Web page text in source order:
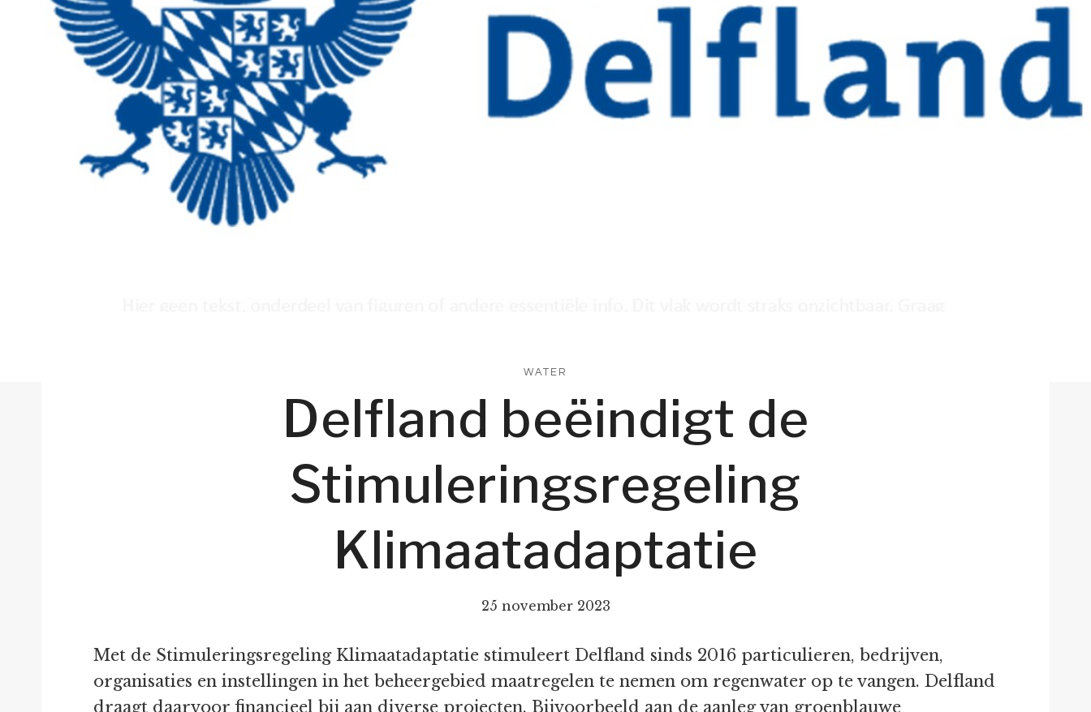
WATER
Delfland beëindigt de
Stimuleringsregeling
Klimaatadaptatie
25 november 2023
Met de Stimuleringsregeling Klimaatadaptatie stimuleert Delfland sinds 2016 particulieren, bedrijven,
organisaties en instellingen in het beheergebied maatregelen te nemen om regenwater op te vangen. Delfland
draagt daarvoor financieel bij aan diverse projecten. Bijvoorbeeld aan de aanleg van groenblauwe